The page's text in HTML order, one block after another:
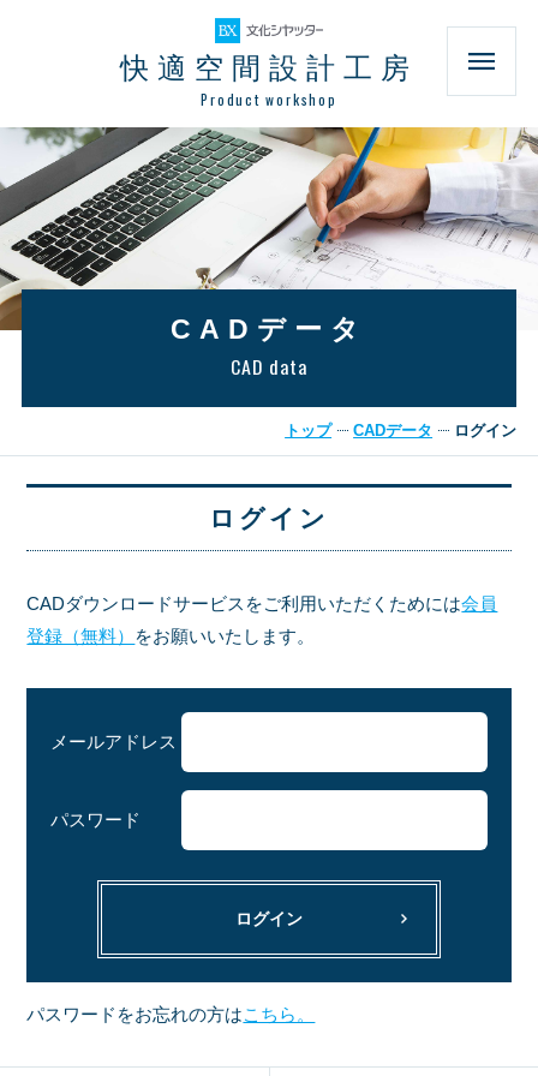
快適空間設計工房
Product workshop
CADデータ
CAD data
トップ CADデータ ログイン
ログイン
CADダウンロードサービスをご利用いただくためには会員
登録（無料） をお願いいたします。
メールアドレス
パスワード
ログイン
パスワードをお忘れの方はこちら。